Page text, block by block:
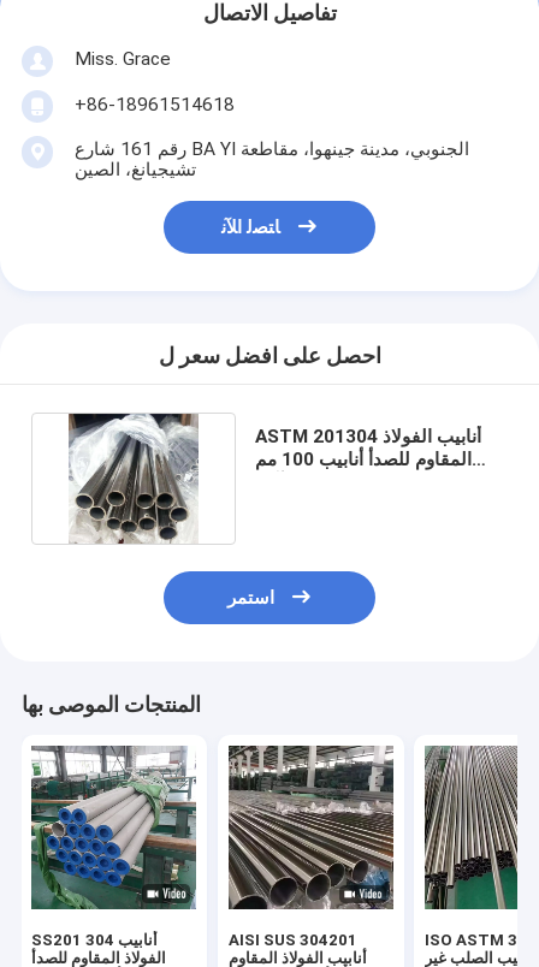
تفاصيل الاتصال
Miss. Grace
+86-18961514618
رقم 161 شارع BA YI الجنوبي، مدينة جينهوا، مقاطعة
تشيجيانغ، الصين
ﺎﺘﺼﻟ ﺍﻶﻧ
احصل على افضل سعر ل
ASTM 201304 أنابيب الفولاذ
المقاوم للصدأ أنابيب 100 مم
استمر
المنتجات الموصى بها
SS201 304 أنابيب
الفولاذ المقاوم للصدأ
AISI SUS 304201
أنابيب الفولاذ المقاوم
ISO ASTM
أنابيب الصلب غير